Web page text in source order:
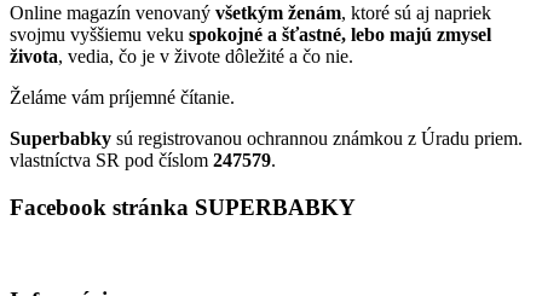
Online magazín venovaný všetkým ženám, ktoré sú aj napriek
svojmu vyššiemu veku spokojné a šťastné, lebo majú zmysel
života, vedia, čo je v živote dôležité a čo nie.
Želáme vám príjemné čítanie.
Superbabky sú registrovanou ochrannou známkou z Úradu priem.
vlastníctva SR pod číslom 247579.
Facebook stránka SUPERBABKY